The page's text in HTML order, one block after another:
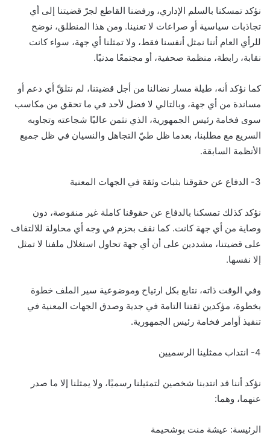
نؤكد تمسكنا بالسلم الإداري، ورفضنا القاطع لجرّ قضيتنا إلى أي
تجاذبات سياسية أو صراعات لا تعنينا. ومن هذا المنطلق، نوضح
للرأي العام أننا نمثل أنفسنا فقط، ولا تمثلنا أي جهة، سواء كانت
نقابة، رابطة، منظمة صحفية، أو مجتمعًا مدنيًا.
كما نؤكد أنه، طيلة مسار نضالنا من أجل قضيتنا، لم نتلقَّ أي دعم أو
مساندة من أي جهة، وبالتالي لا فضل لأحد في ما تحقق من مكاسب
سوى فخامة رئيس الجمهورية، الذي نثمن عاليًا شجاعته وتجاوبه
السريع مع مطلبنا، بعدما ظل طيّ التجاهل والنسيان في ظل جميع
الأنظمة السابقة.
3- الدفاع عن حقوقنا بثبات وثقة في الجهات المعنية
نؤكد كذلك تمسكنا بالدفاع عن حقوقنا كاملة غير منقوصة، دون
وصاية من أي جهة كانت. كما نقف بحزم في وجه أي محاولة للالتفاف
على قضيتنا، مشددين على أن أي جهة تحاول استغلال ملفنا لا تمثل
إلا نفسها.
وفي الوقت ذاته، نتابع بكل ارتياح وموضوعية سير الملف خطوة
بخطوة، مؤكدين ثقتنا التامة في جدية وصدق الجهات المعنية في
تنفيذ أوامر فخامة رئيس الجمهورية.
4- انتداب ممثلينا الرسميين
نؤكد أننا قد انتدبنا شخصين لتمثيلنا رسميًا، ولا يمثلنا إلا ما صدر
عنهما، وهما:
الرئيسة: عيشة منت بوشحيمة